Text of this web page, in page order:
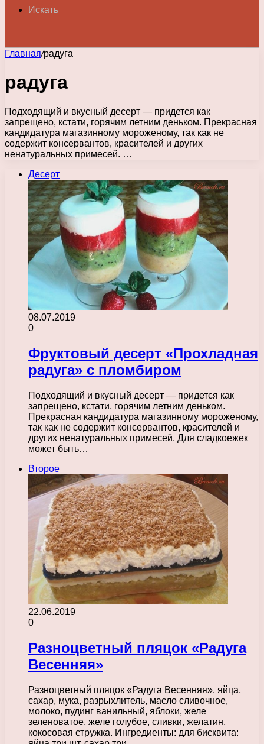
Искать
Главная/радуга
радуга
Подходящий и вкусный десерт — придется как
запрещено, кстати, горячим летним деньком. Прекрасная
кандидатура магазинному мороженому, так как не
содержит консервантов, красителей и других
ненатуральных примесей. …
Десерт
08.07.2019
0
Фруктовый десерт «Прохладная
радуга» с пломбиром
Подходящий и вкусный десерт — придется как
запрещено, кстати, горячим летним деньком.
Прекрасная кандидатура магазинному мороженому,
так как не содержит консервантов, красителей и
других ненатуральных примесей. Для сладкоежек
может быть…
Второе
22.06.2019
0
Разноцветный пляцок «Радуга
Весенняя»
Разноцветный пляцок «Радуга Весенняя». яйца,
сахар, мука, разрыхлитель, масло сливочное,
молоко, пудинг ванильный, яблоки, желе
зеленоватое, желе голубое, сливки, желатин,
кокосовая стружка. Ингредиенты: для бисквита: